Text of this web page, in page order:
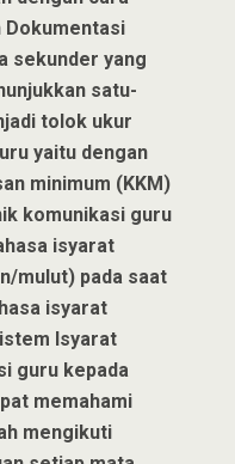
Dokumentasi
sekunder yang
satu-
tolok ukur
yaitu dengan
minimum (KKM)
komunikasi guru
isyarat
mulut) pada saat
isyarat
Isyarat
guru kepada
memahami
mengikuti